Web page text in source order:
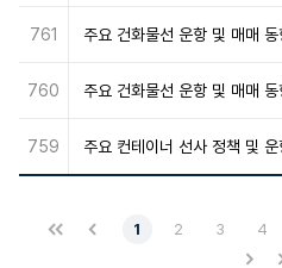
761 주요 건화물선 운항 및 매매
760 주요 건화물선 운항 및 매매
759
1 2 3 4